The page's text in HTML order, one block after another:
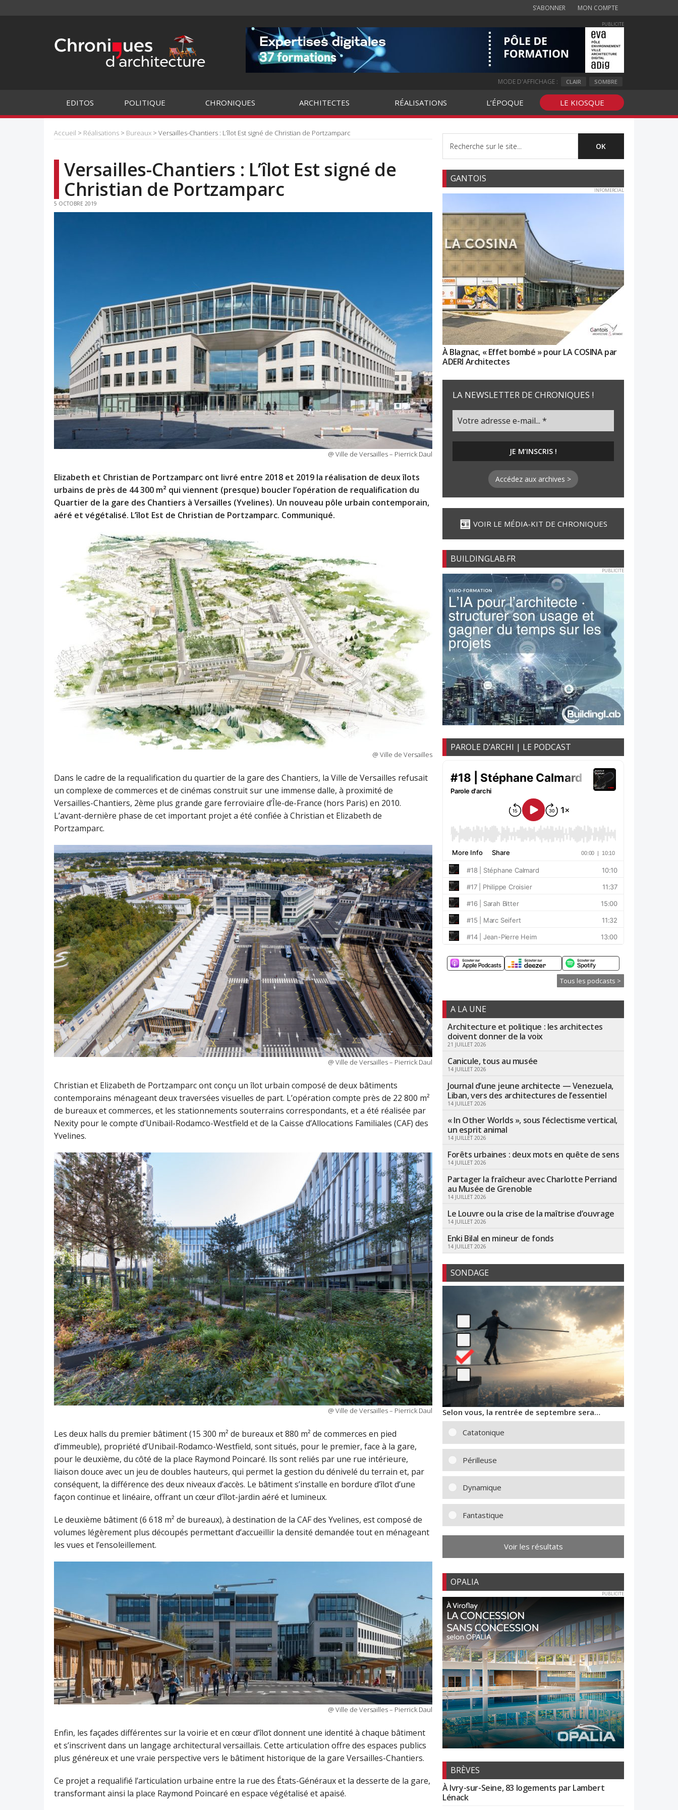
S’ABONNER MON COMPTE
PUBLICITE
MODE D'AFFICHAGE : CLAIR SOMBRE
EDITOS POLITIQUE CHRONIQUES ARCHITECTES RÉALISATIONS L’ÉPOQUE LE KIOSQUE
Accueil > Réalisations > Bureaux > Versailles-Chantiers : L’îlot Est signé de Christian de Portzamparc
Versailles-Chantiers : L’îlot Est signé de
Christian de Portzamparc
5 OCTOBRE 2019
@ Ville de Versailles – Pierrick Daul
Elizabeth et Christian de Portzamparc ont livré entre 2018 et 2019 la réalisation de deux îlots
urbains de près de 44 300 m² qui viennent (presque) boucler l’opération de requalification du
Quartier de la gare des Chantiers à Versailles (Yvelines). Un nouveau pôle urbain contemporain,
aéré et végétalisé. L’îlot Est de Christian de Portzamparc. Communiqué.
@ Ville de Versailles
Dans le cadre de la requalification du quartier de la gare des Chantiers, la Ville de Versailles refusait
un complexe de commerces et de cinémas construit sur une immense dalle, à proximité de
Versailles-Chantiers, 2ème plus grande gare ferroviaire d’Île-de-France (hors Paris) en 2010.
L’avant-dernière phase de cet important projet a été confiée à Christian et Elizabeth de
Portzamparc.
@ Ville de Versailles – Pierrick Daul
Christian et Elizabeth de Portzamparc ont conçu un îlot urbain composé de deux bâtiments
contemporains ménageant deux traversées visuelles de part. L’opération compte près de 22 800 m²
de bureaux et commerces, et les stationnements souterrains correspondants, et a été réalisée par
Nexity pour le compte d’Unibail-Rodamco-Westfield et de la Caisse d’Allocations Familiales (CAF) des
Yvelines.
@ Ville de Versailles – Pierrick Daul
Les deux halls du premier bâtiment (15 300 m² de bureaux et 880 m² de commerces en pied
d’immeuble), propriété d’Unibail-Rodamco-Westfield, sont situés, pour le premier, face à la gare,
pour le deuxième, du côté de la place Raymond Poincaré. Ils sont reliés par une rue intérieure,
liaison douce avec un jeu de doubles hauteurs, qui permet la gestion du dénivelé du terrain et, par
conséquent, la différence des deux niveaux d’accès. Le bâtiment s’installe en bordure d’îlot d’une
façon continue et linéaire, offrant un cœur d’îlot-jardin aéré et lumineux.
Le deuxième bâtiment (6 618 m² de bureaux), à destination de la CAF des Yvelines, est composé de
volumes légèrement plus découpés permettant d’accueillir la densité demandée tout en ménageant
les vues et l’ensoleillement.
@ Ville de Versailles – Pierrick Daul
Enfin, les façades différentes sur la voirie et en cœur d’îlot donnent une identité à chaque bâtiment
et s’inscrivent dans un langage architectural versaillais. Cette articulation offre des espaces publics
plus généreux et une vraie perspective vers le bâtiment historique de la gare Versailles-Chantiers.
Ce projet a requalifié l’articulation urbaine entre la rue des États-Généraux et la desserte de la gare,
transformant ainsi la place Raymond Poincaré en espace végétalisé et apaisé.
GANTOIS
INFOMERCIAL
À Blagnac, « Effet bombé » pour LA COSINA par
ADERI Architectes
LA NEWSLETTER DE CHRONIQUES !
Accédez aux archives >
VOIR LE MÉDIA-KIT DE CHRONIQUES
BUILDINGLAB.FR
PUBLICITE
PAROLE D’ARCHI | LE PODCAST
Tous les podcasts >
A LA UNE
Architecture et politique : les architectes
doivent donner de la voix
21 JUILLET 2026
Canicule, tous au musée
14 JUILLET 2026
Journal d’une jeune architecte — Venezuela,
Liban, vers des architectures de l’essentiel
14 JUILLET 2026
« In Other Worlds », sous l’éclectisme vertical,
un esprit animal
14 JUILLET 2026
Forêts urbaines : deux mots en quête de sens
14 JUILLET 2026
Partager la fraîcheur avec Charlotte Perriand
au Musée de Grenoble
14 JUILLET 2026
Le Louvre ou la crise de la maîtrise d’ouvrage
14 JUILLET 2026
Enki Bilal en mineur de fonds
14 JUILLET 2026
SONDAGE
Selon vous, la rentrée de septembre sera…
Catatonique
Périlleuse
Dynamique
Fantastique
Voir les résultats
OPALIA
PUBLICITE
BRÈVES
À Ivry-sur-Seine, 83 logements par Lambert
Lénack